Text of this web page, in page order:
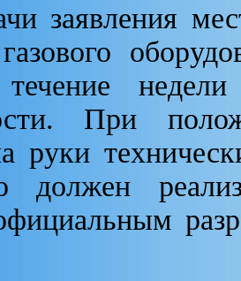
заявления
При
руки
должен